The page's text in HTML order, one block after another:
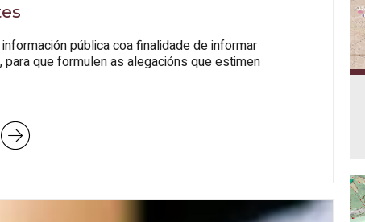
pública coa finalidade de informar
que formulen as alegacións que estimen